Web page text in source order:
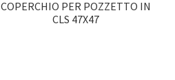
COPERCHIO PER POZZETTO IN
CLS 47X47